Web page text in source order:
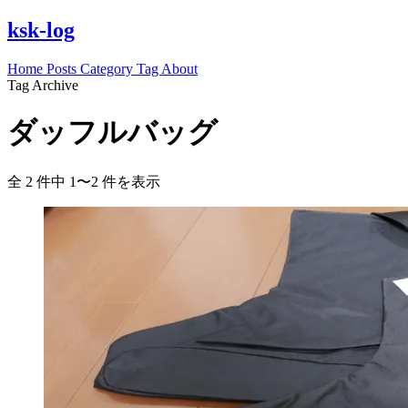
ksk-log
Home Posts Category Tag About
Tag Archive
ダッフルバッグ
全 2 件中 1〜2 件を表示